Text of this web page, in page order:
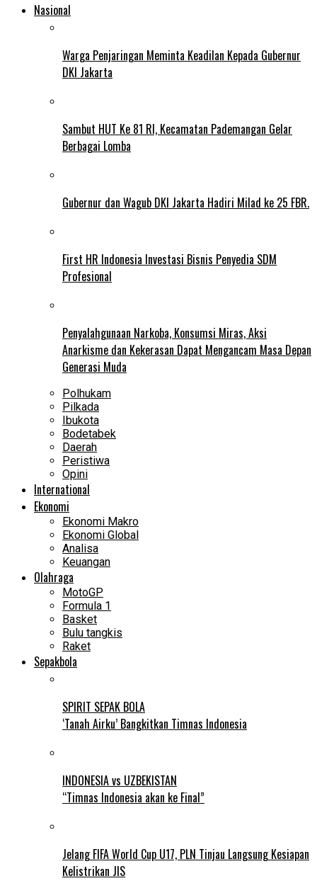
Nasional
Warga Penjaringan Meminta Keadilan Kepada Gubernur
DKI Jakarta
Sambut HUT Ke 81 RI, Kecamatan Pademangan Gelar
Berbagai Lomba
Gubernur dan Wagub DKI Jakarta Hadiri Milad ke 25 FBR.
First HR Indonesia Investasi Bisnis Penyedia SDM
Profesional
Penyalahgunaan Narkoba, Konsumsi Miras, Aksi
Anarkisme dan Kekerasan Dapat Mengancam Masa Depan
Generasi Muda
Polhukam
Pilkada
Ibukota
Bodetabek
Daerah
Peristiwa
Opini
International
Ekonomi
Ekonomi Makro
Ekonomi Global
Analisa
Keuangan
Olahraga
MotoGP
Formula 1
Basket
Bulu tangkis
Raket
Sepakbola
SPIRIT SEPAK BOLA
‘Tanah Airku’ Bangkitkan Timnas Indonesia
INDONESIA vs UZBEKISTAN
“Timnas Indonesia akan ke Final”
Jelang FIFA World Cup U17, PLN Tinjau Langsung Kesiapan
Kelistrikan JIS